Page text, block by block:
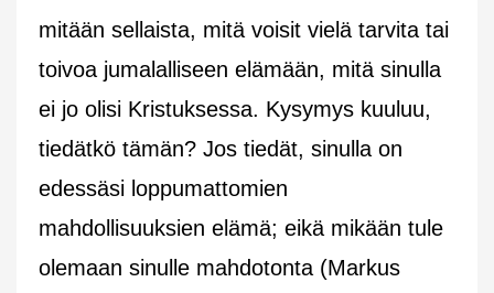
mitään sellaista, mitä voisit vielä tarvita tai
toivoa jumalalliseen elämään, mitä sinulla
ei jo olisi Kristuksessa. Kysymys kuuluu,
tiedätkö tämän? Jos tiedät, sinulla on
edessäsi loppumattomien
mahdollisuuksien elämä; eikä mikään tule
olemaan sinulle mahdotonta (Markus